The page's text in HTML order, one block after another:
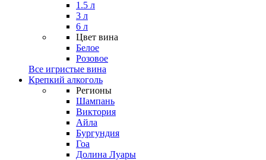
1.5 л
3 л
6 л
Цвет вина
Белое
Розовое
Все игристые вина
Крепкий алкоголь
Регионы
Шампань
Виктория
Айла
Бургундия
Гоа
Долина Луары